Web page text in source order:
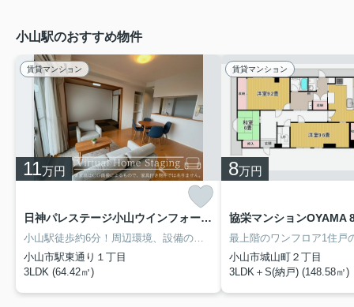
小山駅のおすすめ物件
賃貸マンション
11万円
日神パレステージ小山ウインフォート 505
小山市駅東通り１丁目
3LDK (64.42㎡)
賃貸マンション
8万円
協栄マンションOYAMA
小山市城山町２丁目
3LDK＋S(納戸) (148.58㎡)